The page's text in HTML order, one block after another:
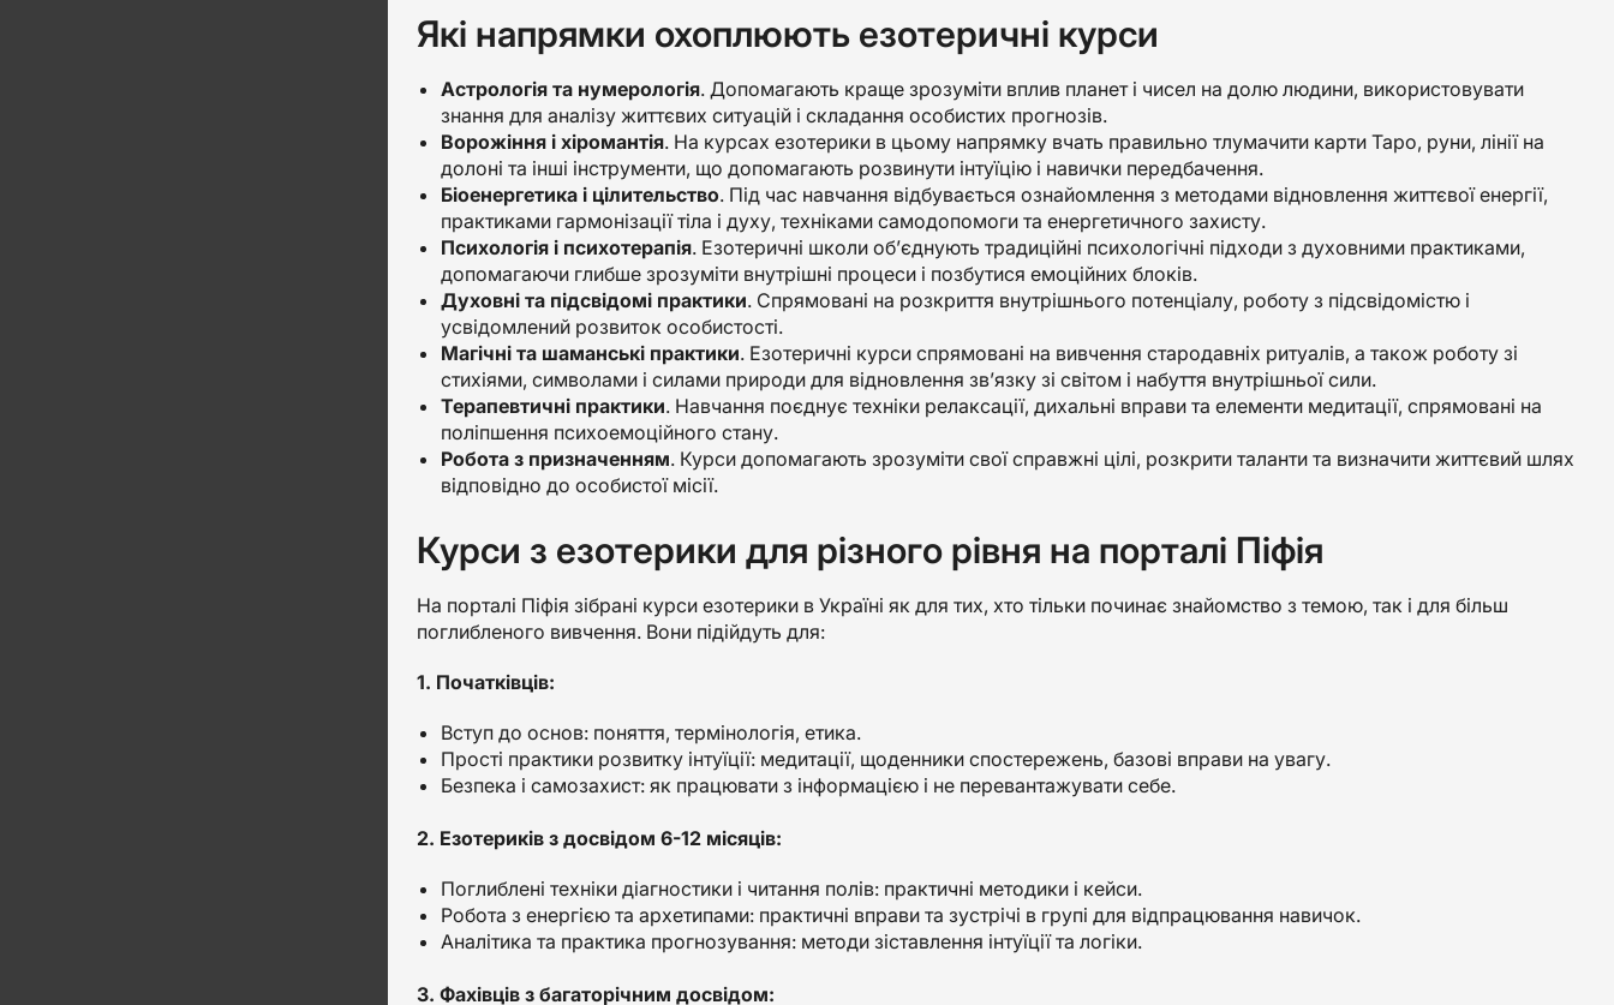
Які напрямки охоплюють езотеричні курси
Астрологія та нумерологія. Допомагають краще зрозуміти вплив планет і чисел на долю людини, використовувати
знання для аналізу життєвих ситуацій і складання особистих прогнозів.
Ворожіння і хіромантія. На курсах езотерики в цьому напрямку вчать правильно тлумачити карти Таро, руни, лінії на
долоні та інші інструменти, що допомагають розвинути інтуїцію і навички передбачення.
Біоенергетика і цілительство. Під час навчання відбувається ознайомлення з методами відновлення життєвої енергії,
практиками гармонізації тіла і духу, техніками самодопомоги та енергетичного захисту.
Психологія і психотерапія. Езотеричні школи об’єднують традиційні психологічні підходи з духовними практиками,
допомагаючи глибше зрозуміти внутрішні процеси і позбутися емоційних блоків.
Духовні та підсвідомі практики. Спрямовані на розкриття внутрішнього потенціалу, роботу з підсвідомістю і
усвідомлений розвиток особистості.
Магічні та шаманські практики. Езотеричні курси спрямовані на вивчення стародавніх ритуалів, а також роботу зі
стихіями, символами і силами природи для відновлення зв’язку зі світом і набуття внутрішньої сили.
Терапевтичні практики. Навчання поєднує техніки релаксації, дихальні вправи та елементи медитації, спрямовані на
поліпшення психоемоційного стану.
Робота з призначенням. Курси допомагають зрозуміти свої справжні цілі, розкрити таланти та визначити життєвий шлях
відповідно до особистої місії.
Курси з езотерики для різного рівня на порталі Піфія
На порталі Піфія зібрані курси езотерики в Україні як для тих, хто тільки починає знайомство з темою, так і для більш
поглибленого вивчення. Вони підійдуть для:
1. Початківців:
Вступ до основ: поняття, термінологія, етика.
Прості практики розвитку інтуїції: медитації, щоденники спостережень, базові вправи на увагу.
Безпека і самозахист: як працювати з інформацією і не перевантажувати себе.
2. Езотериків з досвідом 6-12 місяців:
Поглиблені техніки діагностики і читання полів: практичні методики і кейси.
Робота з енергією та архетипами: практичні вправи та зустрічі в групі для відпрацювання навичок.
Аналітика та практика прогнозування: методи зіставлення інтуїції та логіки.
3. Фахівців з багаторічним досвідом: